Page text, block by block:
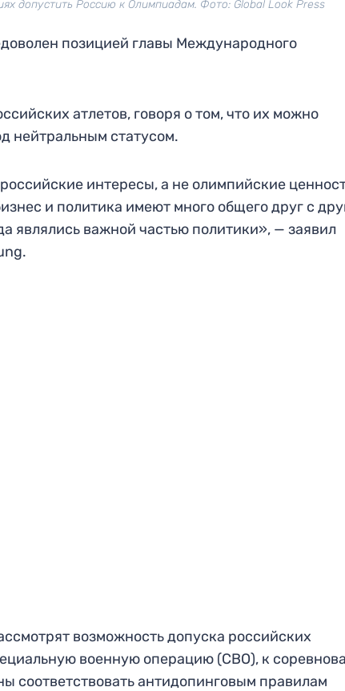
допустить Россию к Олимпиадам. Фото: Global Look Press
позицией главы Международного
атлетов, говоря о том, что их можно
нейтральным статусом.
интересы, а не олимпийские
и политика имеют много общего друг с
являлись важной частью политики», — заявил
возможность допуска российских
военную операцию (СВО), к
соответствовать антидопинговым правилам